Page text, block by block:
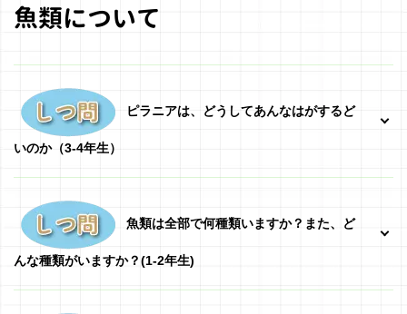
魚類について
ピラニアは、どうしてあんなはがするど
いのか（3-4年生）
魚類は全部で何種類いますか？また、ど
んな種類がいますか？(1-2年生)